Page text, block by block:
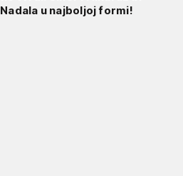
u najboljoj formi!